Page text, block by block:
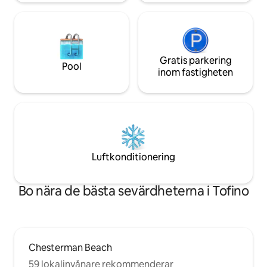
Pool
Gratis parkering
inom fastigheten
Luftkonditionering
Bo nära de bästa sevärdheterna i Tofino
Chesterman Beach
59 lokalinvånare rekommenderar